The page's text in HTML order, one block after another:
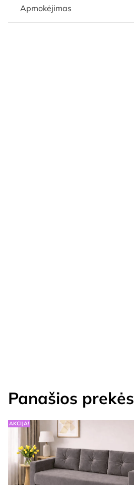
Apmokėjimas
Panašios prekės
AKCIJA!